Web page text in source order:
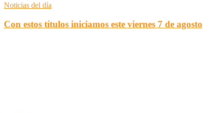
Noticias del día
Con estos títulos iniciamos este viernes 7 de agosto